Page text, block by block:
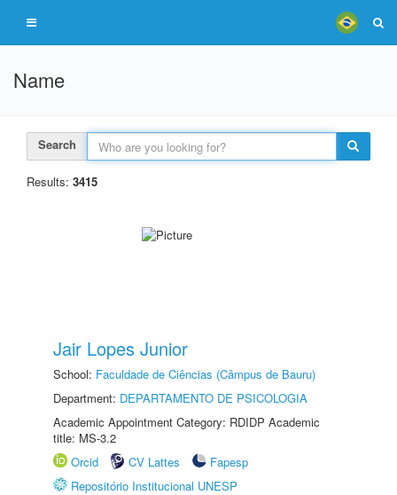
Name
Search
Results: 3415
Jair Lopes Junior
School: Faculdade de Ciências (Câmpus de Bauru)
Department: DEPARTAMENTO DE PSICOLOGIA
Academic Appointment Category: RDIDP Academic
title: MS-3.2
Orcid
CV Lattes
Fapesp
Repositório Institucional UNESP